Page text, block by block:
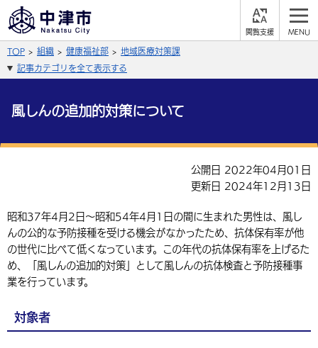
やさしい日本語
ふりがなをつける
よみあげる
背景色
文字の大きさ
拡大
英語（English）
公式SNS
Facebook X (Twitter) YouTube
サイト内検索
くらしの情報
届出・登録・証明 保険・年金
福祉・介護 健康・予防
環境・衛生 生涯学習・スポーツ・人権
事業者の方へ
入札・契約
都市整備
子育て・教育
TOP 組織 健康福祉部
地域医療対策課
記事カテゴリを全て表示する
風しんの追加的対策について
公開日 2022年04月01日
更新日 2024年12月13日
昭和37年4月2日～昭和54年4月1日の間に生まれた男性は、風し
んの公的な予防接種を受ける機会がなかったため、抗体保有率が他
の世代に比べて低くなっています。この年代の抗体保有率を上げるた
め、「風しんの追加的対策」として風しんの抗体検査と予防接種事
業を行っています。
対象者